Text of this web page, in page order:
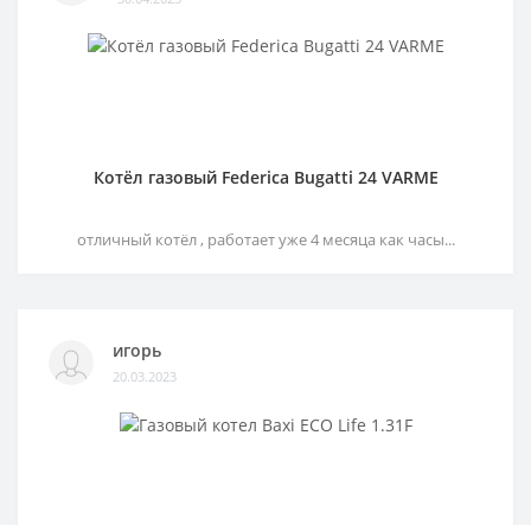
Котёл газовый Federica Bugatti 24 VARME
отличный котёл , работает уже 4 месяца как часы...
игорь
20.03.2023